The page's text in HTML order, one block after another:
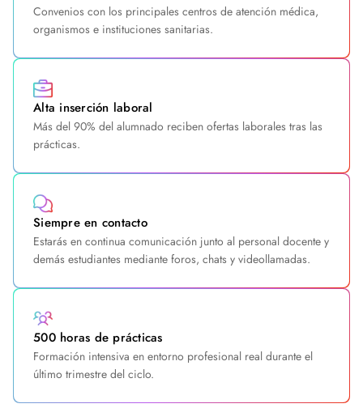
Convenios con los principales centros de atención médica,
organismos e instituciones sanitarias.
Alta inserción laboral
Más del 90% del alumnado reciben ofertas laborales tras las
prácticas.
Siempre en contacto
Estarás en continua comunicación junto al personal docente y
demás estudiantes mediante foros, chats y videollamadas.
500 horas de prácticas
Formación intensiva en entorno profesional real durante el
último trimestre del ciclo.